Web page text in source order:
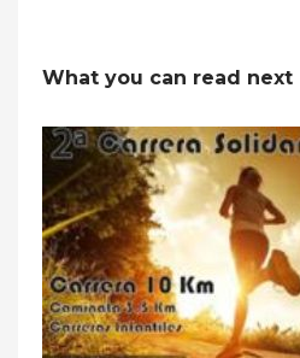
What you can read next